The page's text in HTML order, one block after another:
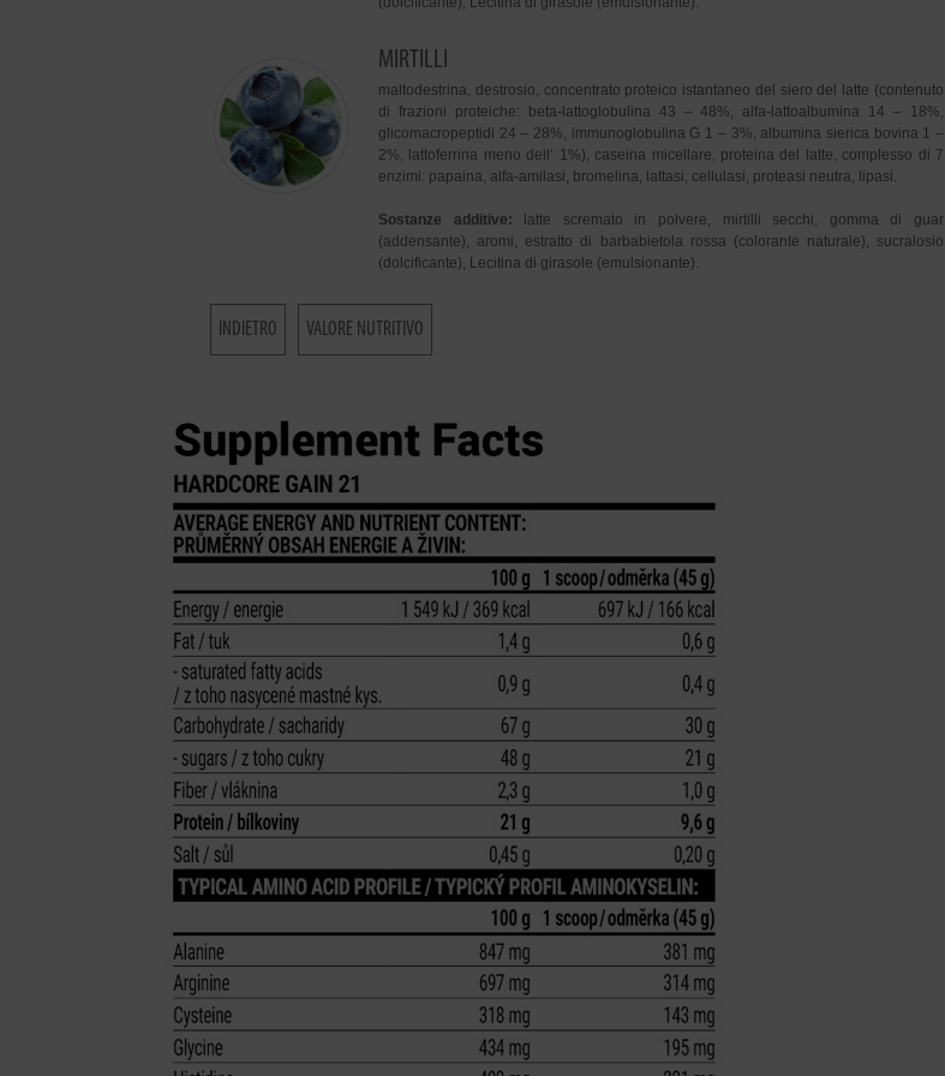
MIRTILLI
maltodestrina, destrosio, concentrato proteico istantaneo del siero del latte (contenuto
di frazioni proteiche: beta-lattoglobulina 43 – 48%, alfa-lattoalbumina 14 – 18%,
glicomacropeptidi 24 – 28%, immunoglobulina G 1 – 3%, albumina sierica bovina 1 –
2%, lattoferrina meno dell‘ 1%), caseina micellare, proteina del latte, complesso di 7
enzimi: papaina, alfa-amilasi, bromelina, lattasi, cellulasi, proteasi neutra, lipasi.
Sostanze additive:
latte scremato in polvere, mirtilli secchi, gomma di guar
(addensante), aromi, estratto di barbabietola rossa (colorante naturale), sucralosio
(dolcificante), Lecitina di girasole (emulsionante).
INDIETRO VALORE NUTRITIVO